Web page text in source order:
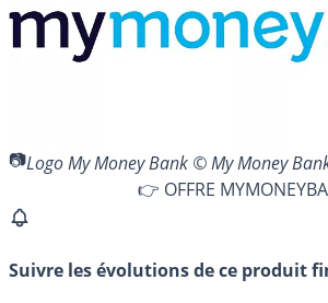
Logo My Money Bank © My Money
👉 OFFRE
Suivre les évolutions de ce produit